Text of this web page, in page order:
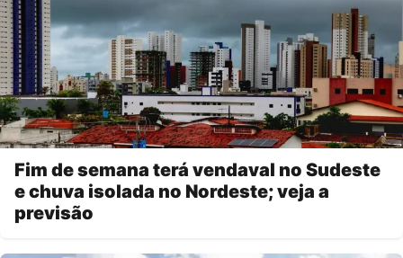
Fim de semana terá vendaval no Sudeste
e chuva isolada no Nordeste; veja a
previsão